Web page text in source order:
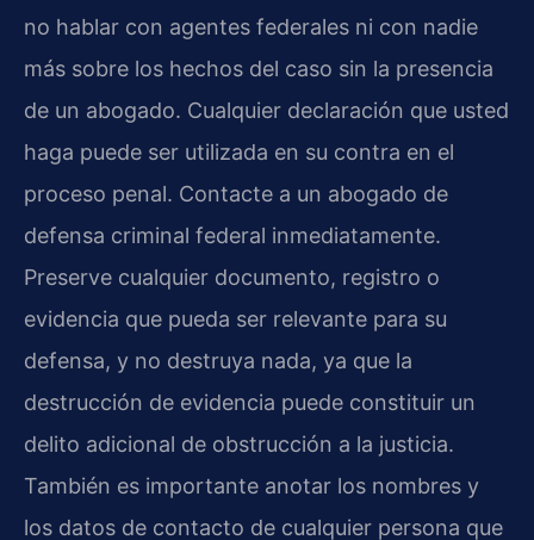
no hablar con agentes federales ni con nadie
más sobre los hechos del caso sin la presencia
de un abogado. Cualquier declaración que usted
haga puede ser utilizada en su contra en el
proceso penal. Contacte a un abogado de
defensa criminal federal inmediatamente.
Preserve cualquier documento, registro o
evidencia que pueda ser relevante para su
defensa, y no destruya nada, ya que la
destrucción de evidencia puede constituir un
delito adicional de obstrucción a la justicia.
También es importante anotar los nombres y
los datos de contacto de cualquier persona que